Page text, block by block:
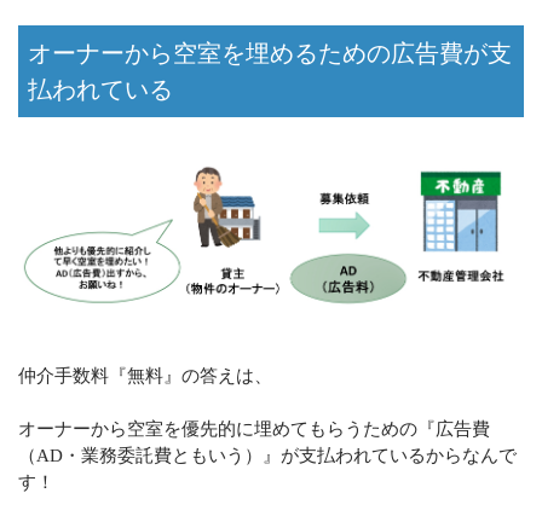
オーナーから空室を埋めるための広告費が支
払われている
仲介手数料『無料』の答えは、
オーナーから空室を優先的に埋めてもらうための『広告費
（AD・業務委託費ともいう）』が支払われているからなんで
す！